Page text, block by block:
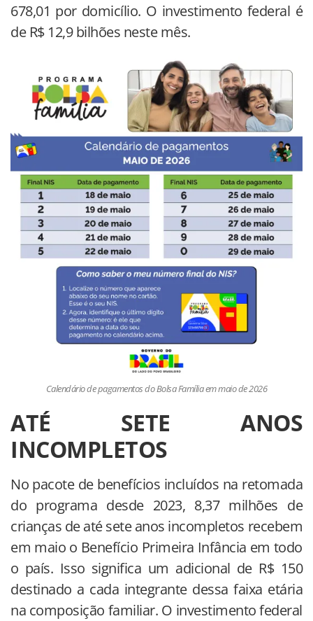
678,01 por domicílio. O investimento federal é
de R$ 12,9 bilhões neste mês.
Calendário de pagamentos do Bolsa Família em maio de 2026
ATÉ SETE ANOS
INCOMPLETOS
No pacote de benefícios incluídos na retomada
do programa desde 2023, 8,37 milhões de
crianças de até sete anos incompletos recebem
em maio o Benefício Primeira Infância em todo
o país. Isso significa um adicional de R$ 150
destinado a cada integrante dessa faixa etária
na composição familiar. O investimento federal